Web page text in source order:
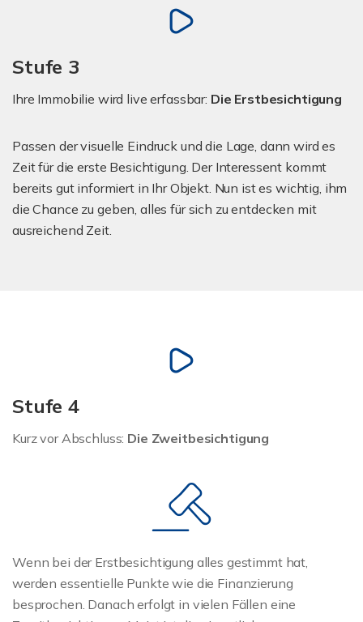
Stufe 3
Ihre Immobilie wird live erfassbar: Die Erstbesichtigung
Passen der visuelle Eindruck und die Lage, dann wird es
Zeit für die erste Besichtigung. Der Interessent kommt
bereits gut informiert in Ihr Objekt. Nun ist es wichtig, ihm
die Chance zu geben, alles für sich zu entdecken mit
ausreichend Zeit.
Stufe 4
Kurz vor Abschluss: Die Zweitbesichtigung
Wenn bei der Erstbesichtigung alles gestimmt hat,
werden essentielle Punkte wie die Finanzierung
besprochen. Danach erfolgt in vielen Fällen eine